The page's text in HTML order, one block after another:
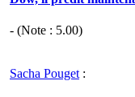
- (Note : 5.00)
Sacha Pouget :